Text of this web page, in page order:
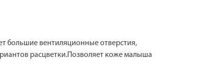
большие вентиляционные отверстия,
расцветки.Позволяет коже малыша